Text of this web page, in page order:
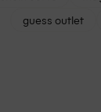
guess outlet